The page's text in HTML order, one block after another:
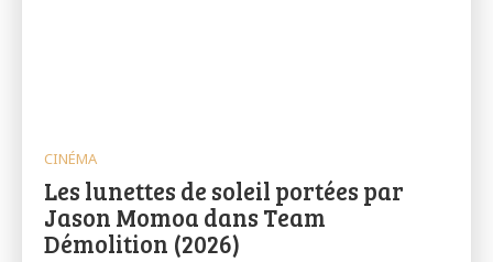
CINÉMA
Les lunettes de soleil portées par
Jason Momoa dans Team
Démolition (2026)